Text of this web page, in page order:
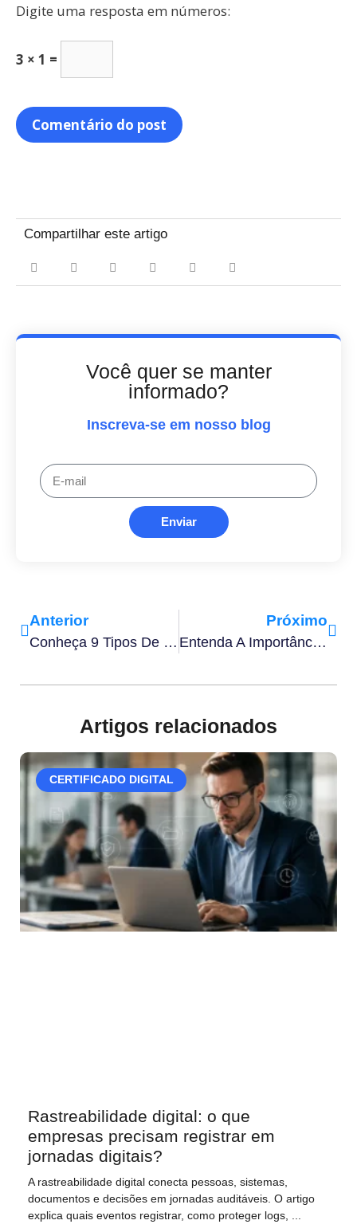
Digite uma resposta em números:
3 × 1 =
Compartilhar este artigo
Você quer se manter
informado?
Inscreva-se em nosso blog
Enviar
Anterior
Conheça 9 Tipos De IA Que Cria Documentos De Word Para A Sua Empresa
Próximo
Entenda A Importância Da Prova De Vida Por Biometria Facial
Artigos relacionados
CERTIFICADO DIGITAL
Rastreabilidade digital: o que
empresas precisam registrar em
jornadas digitais?
A rastreabilidade digital conecta pessoas, sistemas,
documentos e decisões em jornadas auditáveis. O artigo
explica quais eventos registrar, como proteger logs,